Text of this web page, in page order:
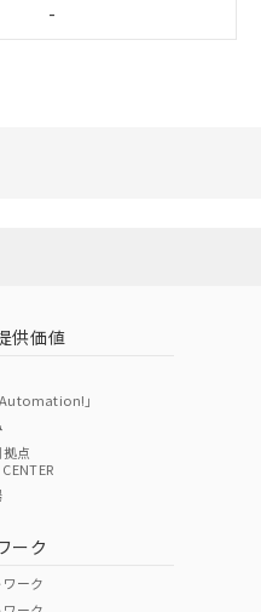
-
供価値
」
点
ーク
ーク